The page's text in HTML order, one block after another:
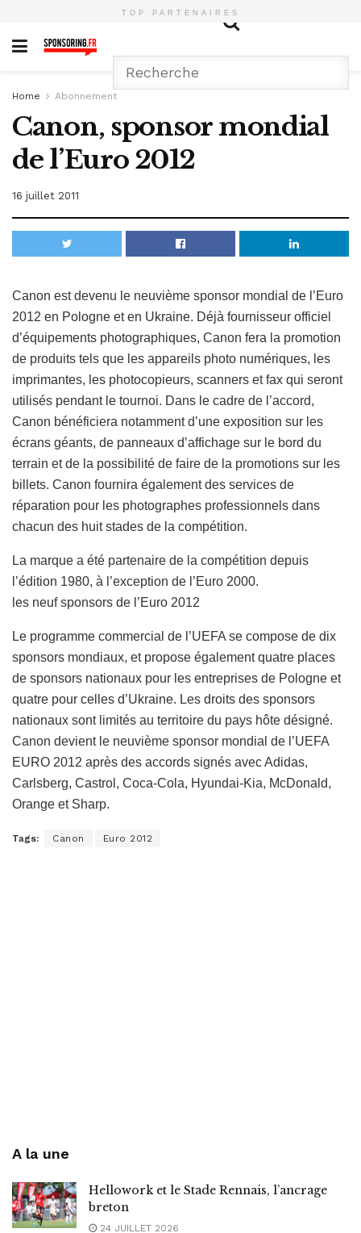
TOP PARTENAIRES
Home Abonnement
Canon, sponsor mondial
de l’Euro 2012
16 juillet 2011
Canon est devenu le neuvième sponsor mondial de l’Euro
2012 en Pologne et en Ukraine. Déjà fournisseur officiel
d’équipements photographiques, Canon fera la promotion
de produits tels que les appareils photo numériques, les
imprimantes, les photocopieurs, scanners et fax qui seront
utilisés pendant le tournoi. Dans le cadre de l’accord,
Canon bénéficiera notamment d’une exposition sur les
écrans géants, de panneaux d’affichage sur le bord du
terrain et de la possibilité de faire de la promotions sur les
billets. Canon fournira également des services de
réparation pour les photographes professionnels dans
chacun des huit stades de la compétition.
La marque a été partenaire de la compétition depuis
l’édition 1980, à l’exception de l’Euro 2000.
les neuf sponsors de l’Euro 2012
Le programme commercial de l’UEFA se compose de dix
sponsors mondiaux, et propose également quatre places
de sponsors nationaux pour les entreprises de Pologne et
quatre pour celles d’Ukraine. Les droits des sponsors
nationaux sont limités au territoire du pays hôte désigné.
Canon devient le neuvième sponsor mondial de l’UEFA
EURO 2012 après des accords signés avec Adidas,
Carlsberg, Castrol, Coca-Cola, Hyundai-Kia, McDonald,
Orange et Sharp.
Tags: Canon Euro 2012
A la une
Hellowork et le Stade Rennais, l’ancrage
breton
24 JUILLET 2026